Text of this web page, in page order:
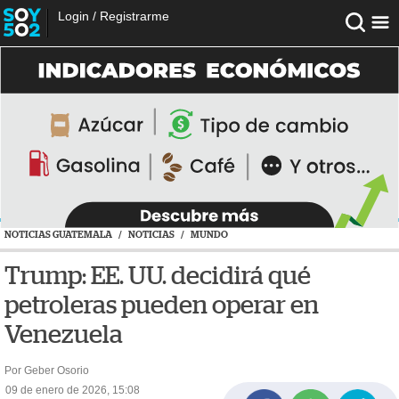
Login / Registrarme
NOTICIAS GUATEMALA / NOTICIAS / MUNDO
Trump: EE. UU. decidirá qué
petroleras pueden operar en
Venezuela
Por Geber Osorio
09 de enero de 2026, 15:08